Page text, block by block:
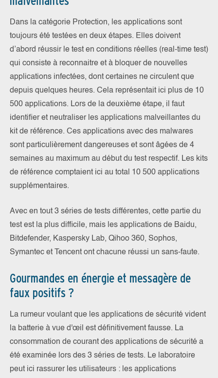
Dans la catégorie Protection, les applications sont
toujours été testées en deux étapes. Elles doivent
d’abord réussir le test en conditions réelles (real-time test)
qui consiste à reconnaitre et à bloquer de nouvelles
applications infectées, dont certaines ne circulent que
depuis quelques heures. Cela représentait ici plus de 10
500 applications. Lors de la deuxième étape, il faut
identifier et neutraliser les applications malveillantes du
kit de référence. Ces applications avec des malwares
sont particulièrement dangereuses et sont âgées de 4
semaines au maximum au début du test respectif. Les kits
de référence comptaient ici au total 10 500 applications
supplémentaires.
Avec en tout 3 séries de tests différentes, cette partie du
test est la plus difficile, mais les applications de Baidu,
Bitdefender, Kaspersky Lab, Qihoo 360, Sophos,
Symantec et Tencent ont chacune réussi un sans-faute.
Gourmandes en énergie et messagère de
faux positifs ?
La rumeur voulant que les applications de sécurité vident
la batterie à vue d'œil est définitivement fausse. La
consommation de courant des applications de sécurité a
été examinée lors des 3 séries de tests. Le laboratoire
peut ici rassurer les utilisateurs : les applications